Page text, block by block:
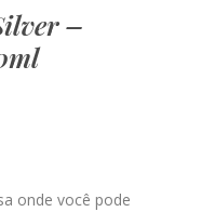
–
onde você pode